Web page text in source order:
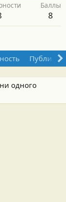
Баллы
8
одного